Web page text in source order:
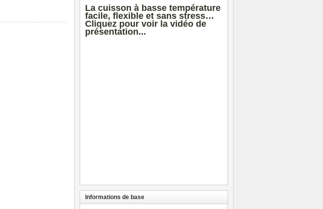
La cuisson à basse température
facile, flexible et sans stress…
Cliquez pour voir la vidéo de
présentation...
Informations de base